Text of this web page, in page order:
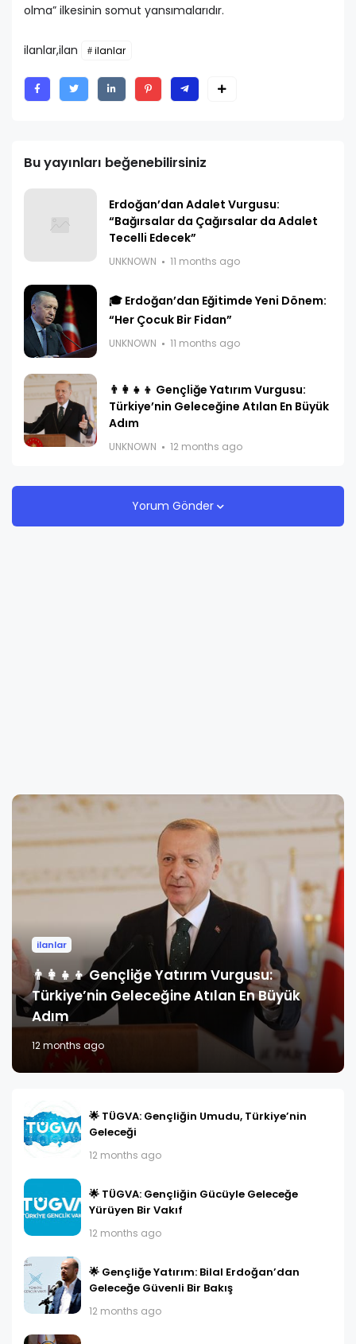
olma” ilkesinin somut yansımalarıdır.
ilanlar,ilan ilanlar
Bu yayınları beğenebilirsiniz
Erdoğan’dan Adalet Vurgusu:
“Bağırsalar da Çağırsalar da Adalet
Tecelli Edecek”
UNKNOWN 11 months ago
🎓 Erdoğan’dan Eğitimde Yeni Dönem:
“Her Çocuk Bir Fidan”
UNKNOWN 11 months ago
👨‍👩‍👧‍👦 Gençliğe Yatırım Vurgusu:
Türkiye’nin Geleceğine Atılan En Büyük
Adım
UNKNOWN 12 months ago
Yorum Gönder
ilanlar
👨‍👩‍👧‍👦 Gençliğe Yatırım Vurgusu:
Türkiye’nin Geleceğine Atılan En Büyük
Adım
12 months ago
🌟 TÜGVA: Gençliğin Umudu, Türkiye’nin
Geleceği
12 months ago
🌟 TÜGVA: Gençliğin Gücüyle Geleceğe
Yürüyen Bir Vakıf
12 months ago
🌟 Gençliğe Yatırım: Bilal Erdoğan’dan
Geleceğe Güvenli Bir Bakış
12 months ago